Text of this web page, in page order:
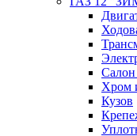
Салон
Хром
Кузов